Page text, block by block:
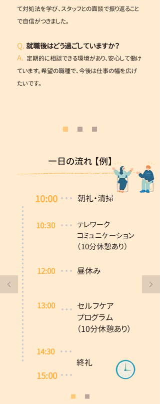
て対処法を学び、スタッフとの面談で振り返ること
で自信がつきました。
Q. 就職後はどう過ごしていますか？
A. 定期的に相談できる環境があり、安心して働け
ています。希望の職種で、今後は仕事の幅を広げ
たいです。
一日の流れ 【例】
10:00 朝礼・清掃
10:３0
テレワーク
コミュニケーション
​（10分休憩あり）
12:00 昼休み
13:00
セルフケア
​プログラム
​（10分休憩あり）
14:30
15:00
終礼